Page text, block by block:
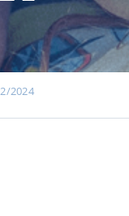
2024